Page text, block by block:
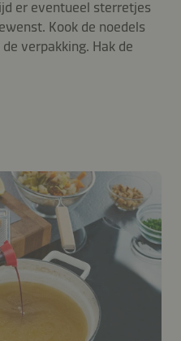
er eventueel sterretjes
Kook de noedels
verpakking. Hak de